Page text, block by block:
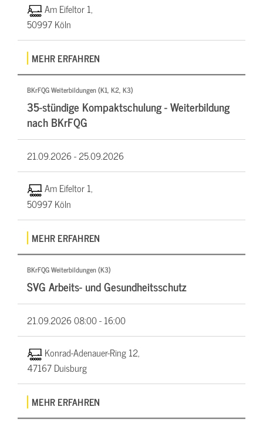
Am Eifeltor 1,
50997 Köln
MEHR ERFAHREN
BKrFQG Weiterbildungen (K1, K2, K3)
35-stündige Kompaktschulung - Weiterbildung
nach BKrFQG
21.09.2026 -25.09.2026
Am Eifeltor 1,
50997 Köln
MEHR ERFAHREN
BKrFQG Weiterbildungen (K3)
SVG Arbeits- und Gesundheitsschutz
21.09.202608:00 - 16:00
Konrad-Adenauer-Ring 12,
47167 Duisburg
MEHR ERFAHREN